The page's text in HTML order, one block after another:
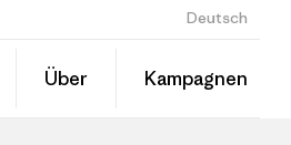
Deutsch
Über Kampagnen